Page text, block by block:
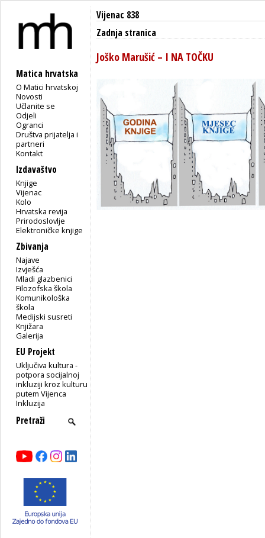
Matica hrvatska
O Matici hrvatskoj
Novosti
Učlanite se
Odjeli
Ogranci
Društva prijatelja i
partneri
Kontakt
Izdavaštvo
Knjige
Vijenac
Kolo
Hrvatska revija
Prirodoslovlje
Elektroničke knjige
Zbivanja
Najave
Izvješća
Mladi glazbenici
Filozofska škola
Komunikološka
škola
Medijski susreti
Knjižara
Galerija
EU Projekt
Uključiva kultura -
potpora socijalnoj
inkluziji kroz kulturu
putem Vijenca
Inkluzija
Vijenac 838
Zadnja stranica
Joško Marušić – I NA TOČKU